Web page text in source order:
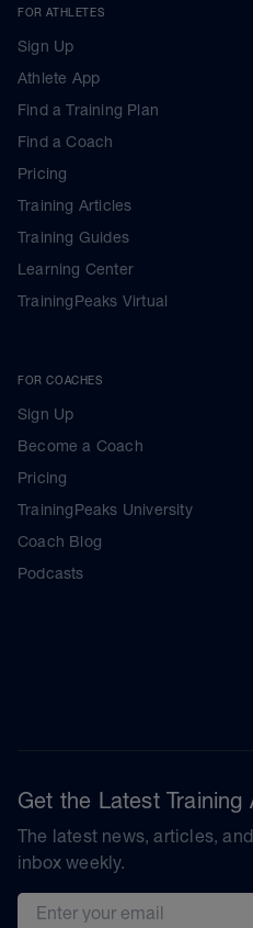
FOR ATHLETES
Sign Up
Athlete App
Find a Training Plan
Find a Coach
Pricing
Training Articles
Training Guides
Learning Center
TrainingPeaks Virtual
FOR COACHES
Sign Up
Become a Coach
Pricing
TrainingPeaks University
Coach Blog
Podcasts
Get the Latest Training
The latest news, articles,
inbox weekly.
Email address